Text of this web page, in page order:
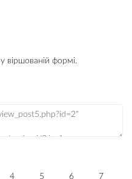
віршованій формі.
4 5 6 7